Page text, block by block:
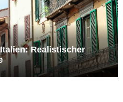
Realistischer